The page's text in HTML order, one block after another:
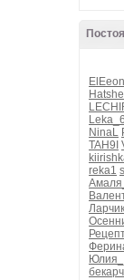
NinaL
TAH9I
reka1